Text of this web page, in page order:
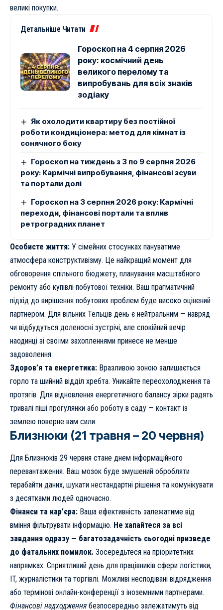
великі покупки.
Детальніше Читати
Гороскоп на 4 серпня 2026
року: космічний день
великого перелому та
випробувань для всіх знаків
зодіаку
Як охолодити квартиру без постійної
роботи кондиціонера: метод для кімнат із
сонячного боку
Гороскоп на тиждень з 3 по 9 серпня 2026
року: Кармічні випробування, фінансові зсуви
та портали долі
Гороскоп на 3 серпня 2026 року: Кармічні
переходи, фінансові портали та вплив
ретроградних планет
Особисте життя: У сімейних стосунках пануватиме
атмосфера конструктивізму. Це найкращий момент для
обговорення спільного бюджету, планування масштабного
ремонту або купівлі побутової техніки. Ваш прагматичний
підхід до вирішення побутових проблем буде високо оцінений
партнером. Для вільних Тельців день є нейтральним — навряд
чи відбудуться доленосні зустрічі, але спокійний вечір
наодинці зі своїми захопленнями принесе не менше
задоволення.
Здоров’я та енергетика: Вразливою зоною залишається
горло та шийний відділ хребта. Уникайте переохолодження та
протягів. Для відновлення енергетичного балансу зірки радять
тривалі піші прогулянки або роботу в саду — контакт із
землею поверне вам сили.
Близнюки (21 травня – 20 червня)
Для Близнюків 29 червня стане днем інформаційного
перевантаження. Ваш мозок буде змушений обробляти
терабайти даних, шукати нестандартні рішення та комунікувати
з десятками людей одночасно.
Фінанси та кар’єра: Ваша ефективність залежатиме від
вміння фільтрувати інформацію. Не хапайтеся за всі
завдання одразу — багатозадачність сьогодні призведе
до фатальних помилок. Зосередьтеся на пріоритетних
напрямках. Сприятливий день для працівників сфери логістики,
IT, журналістики та торгівлі. Можливі несподівані відрядження
або термінові онлайн-конференції з іноземними партнерами.
Фінансові надходження безпосередньо залежатимуть від